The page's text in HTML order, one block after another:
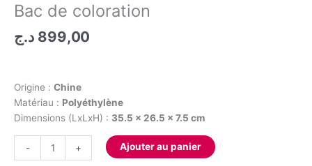
Bac de coloration
899,00 د.ج
Origine : Chine
Matériau : Polyéthylène
Dimensions (LxLxH) : 35.5 x 26.5 x 7.5 cm
-
de
+ Ajouter au panier